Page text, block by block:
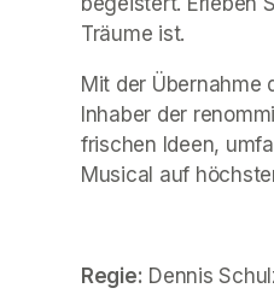
Träume ist.
Mit der Übernahme
Inhaber der
frischen Ideen,
Musical auf
Regie: Dennis